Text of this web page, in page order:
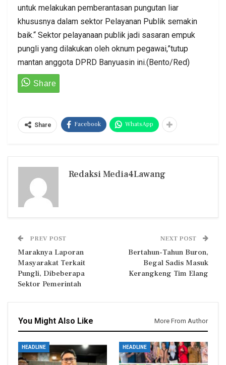
untuk melakukan pemberantasan pungutan liar
khususnya dalam sektor Pelayanan Publik semakin
baik.“ Sektor pelayanaan publik jadi sasaran empuk
pungli yang dilakukan oleh oknum pegawai,”tutup
mantan anggota DPRD Banyuasin ini.(Bento/Red)
Share Facebook WhatsApp
Redaksi Media4Lawang
PREV POST
Maraknya Laporan
Masyarakat Terkait
Pungli, Dibeberapa
Sektor Pemerintah
NEXT POST
Bertahun-Tahun Buron,
Begal Sadis Masuk
Kerangkeng Tim Elang
You Might Also Like More From Author
HEADLINE HEADLINE